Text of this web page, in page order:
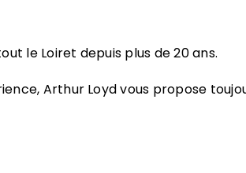
le Loiret depuis plus de 20 ans.
Arthur Loyd vous propose